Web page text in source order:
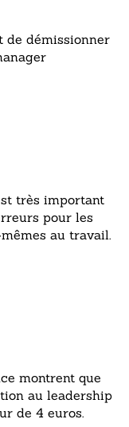
de démissionner
très important
pour les
au travail.
montrent que
au leadership
de 4 euros.